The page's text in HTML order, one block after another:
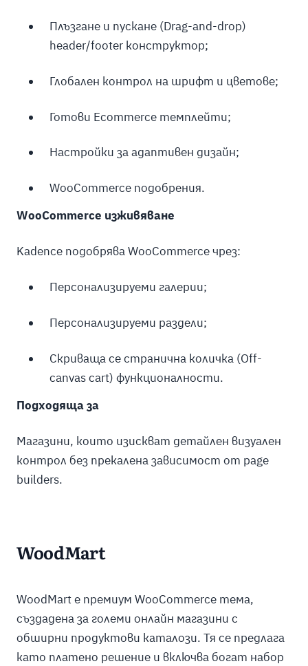
Плъзгане и пускане (Drag-and-drop)
header/footer конструктор;
Глобален контрол на шрифт и цветове;
Готови Ecommerce темплейти;
Настройки за адаптивен дизайн;
WooCommerce подобрения.
WooCommerce изживяване
Kadence подобрява WooCommerce чрез:
Персонализируеми галерии;
Персонализируеми раздели;
Скриваща се странична количка (Off-
canvas cart) функционалности.
Подходяща за
Магазини, които изискват детайлен визуален
контрол без прекалена зависимост от page
builders.
WoodMart
WoodMart е премиум WooCommerce тема,
създадена за големи онлайн магазини с
обширни продуктови каталози. Тя се предлага
като платено решение и включва богат набор